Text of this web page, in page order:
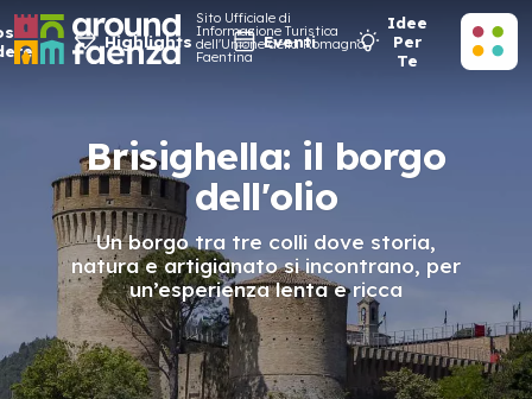
Sito Ufficiale di
Informazione Turistica
dell'Unione della Romagna
Faentina
Highlights Eventi
Idee
Per
Te
Brisighella: il borgo
dell'olio
Un borgo tra tre colli dove storia,
natura e artigianato si incontrano, per
un’esperienza lenta e ricca